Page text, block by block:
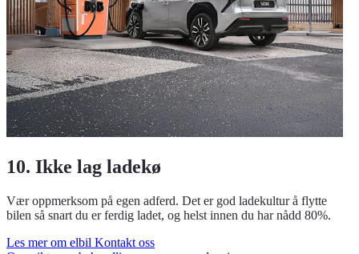
10. Ikke lag ladekø
Vær oppmerksom på egen adferd. Det er god ladekultur å flytte
bilen så snart du er ferdig ladet, og helst innen du har nådd 80%.
Les mer om elbil Kontakt oss